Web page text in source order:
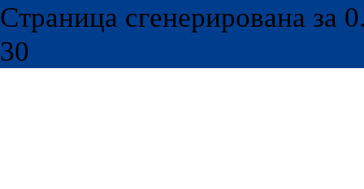
Страница сгенерирована за
30